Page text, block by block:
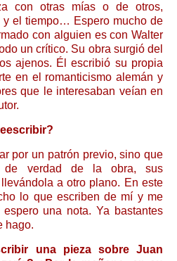
con otras mías o de otros,
y el tiempo… Espero mucho de
con alguien es con Walter
un crítico. Su obra surgió del
ajenos. Él escribió su propia
en el romanticismo alemán y
que le interesaban veían en
por un patrón previo, sino que
de verdad de la obra, sus
a otro plano. En este
lo que escriben de mí y me
una nota. Ya bastantes
hago.
una pieza sobre Juan